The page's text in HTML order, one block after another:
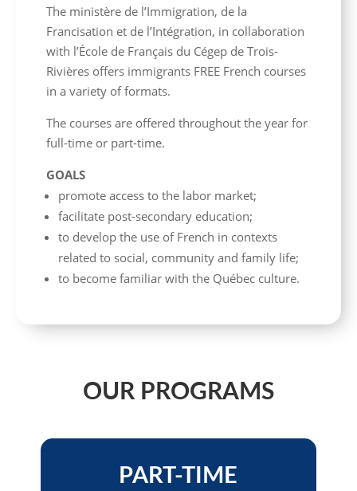
The ministère de l’Immigration, de la
Francisation et de l’Intégration, in collaboration
with l’École de Français du Cégep de Trois-
Rivières offers immigrants FREE French courses
in a variety of formats.
The courses are offered throughout the year for
full-time or part-time.
GOALS
promote access to the labor market;
facilitate post-secondary education;
to develop the use of French in contexts
related to social, community and family life;
to become familiar with the Québec culture.
OUR PROGRAMS
PART-TIME